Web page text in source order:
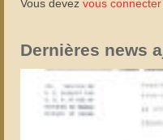
Vous devez vous connecter
Dernières news